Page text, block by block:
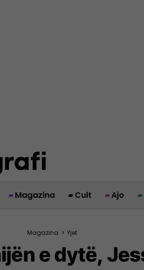
Magazina Cult Ajo
Magazina > Yjet
e dytë,